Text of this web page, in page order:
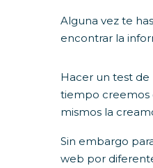
Alguna vez te
encontrar la
Hacer un test
tiempo creemos
mismos la
Sin embargo
web por